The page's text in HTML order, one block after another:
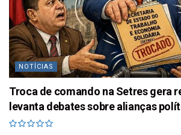
NOTÍCIAS
Troca de comando na Setres gera
levanta debates sobre alianças